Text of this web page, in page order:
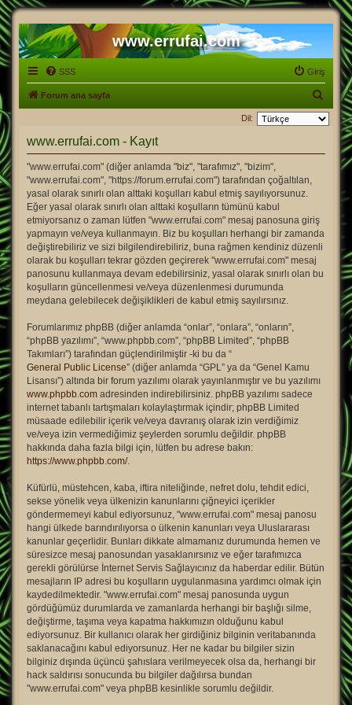
www.errufai.com
SSS Giriş
Forum ana sayfa
r
Dil:
www.errufai.com - Kayıt
"www.errufai.com" (diğer anlamda "biz", "tarafımız", "bizim",
"www.errufai.com", "https://forum.errufai.com") tarafından çoğaltılan,
yasal olarak sınırlı olan alttaki koşulları kabul etmiş sayılıyorsunuz.
Eğer yasal olarak sınırlı olan alttaki koşulların tümünü kabul
etmiyorsanız o zaman lütfen "www.errufai.com" mesaj panosuna giriş
yapmayın ve/veya kullanmayın. Biz bu koşulları herhangi bir zamanda
değiştirebiliriz ve sizi bilgilendirebiliriz, buna rağmen kendiniz düzenli
olarak bu koşulları tekrar gözden geçirerek "www.errufai.com" mesaj
panosunu kullanmaya devam edebilirsiniz, yasal olarak sınırlı olan bu
koşulların güncellenmesi ve/veya düzenlenmesi durumunda
meydana gelebilecek değişiklikleri de kabul etmiş sayılırsınız.
Forumlarımız phpBB (diğer anlamda “onlar”, “onlara”, “onların”,
“phpBB yazılımı”, “www.phpbb.com”, “phpBB Limited”, “phpBB
Takımları”) tarafından güçlendirilmiştir -ki bu da “
General Public License” (diğer anlamda “GPL” ya da “Genel Kamu
Lisansı”) altında bir forum yazılımı olarak yayınlanmıştır ve bu yazılımı
www.phpbb.com adresinden indirebilirsiniz. phpBB yazılımı sadece
internet tabanlı tartışmaları kolaylaştırmak içindir; phpBB Limited
müsaade edilebilir içerik ve/veya davranış olarak izin verdiğimiz
ve/veya izin vermediğimiz şeylerden sorumlu değildir. phpBB
hakkında daha fazla bilgi için, lütfen bu adrese bakın:
https://www.phpbb.com/.
Küfürlü, müstehcen, kaba, iftira niteliğinde, nefret dolu, tehdit edici,
sekse yönelik veya ülkenizin kanunlarını çiğneyici içerikler
göndermemeyi kabul ediyorsunuz, "www.errufai.com" mesaj panosu
hangi ülkede barındırılıyorsa o ülkenin kanunları veya Uluslararası
kanunlar geçerlidir. Bunları dikkate almamanız durumunda hemen ve
süresizce mesaj panosundan yasaklanırsınız ve eğer tarafımızca
gerekli görülürse İnternet Servis Sağlayıcınız da haberdar edilir. Bütün
mesajların IP adresi bu koşulların uygulanmasına yardımcı olmak için
kaydedilmektedir. "www.errufai.com" mesaj panosunda uygun
gördüğümüz durumlarda ve zamanlarda herhangi bir başlığı silme,
değiştirme, taşıma veya kapatma hakkımızın olduğunu kabul
ediyorsunuz. Bir kullanıcı olarak her girdiğiniz bilginin veritabanında
saklanacağını kabul ediyorsunuz. Her ne kadar bu bilgiler sizin
bilginiz dışında üçüncü şahıslara verilmeyecek olsa da, herhangi bir
hack saldırısı sonucunda bu bilgiler dağılırsa bundan
"www.errufai.com" veya phpBB kesinlikle sorumlu değildir.